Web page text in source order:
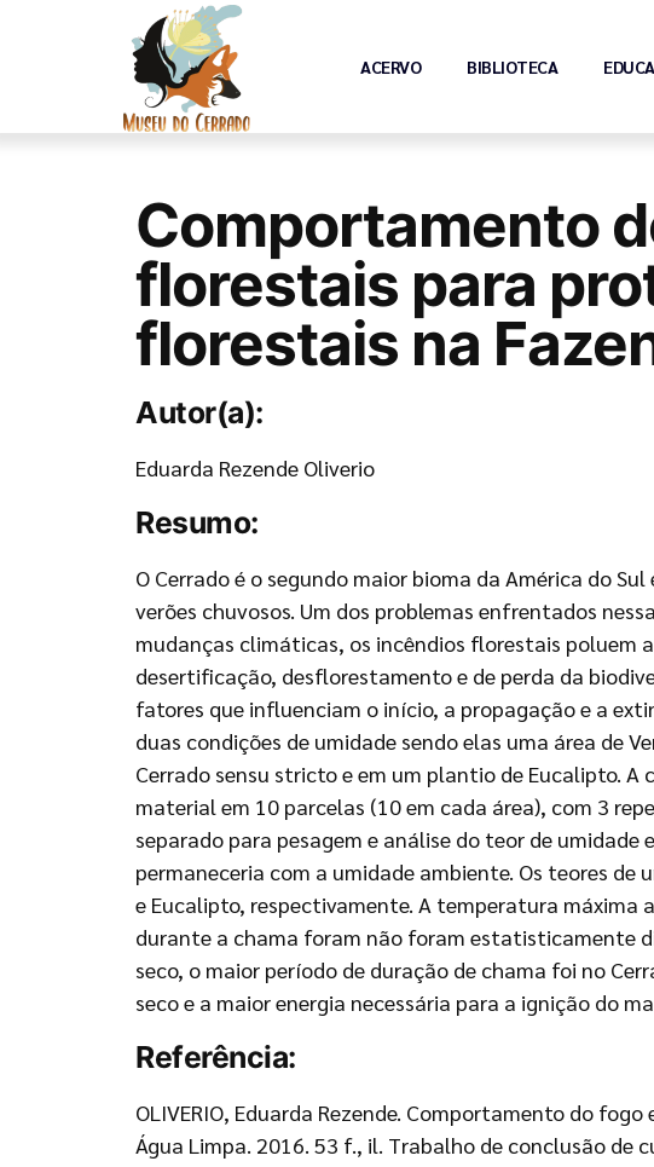
ACERVO BIBLIOTECA
Comportamento
florestais para
florestais na
Autor(a):
Eduarda Rezende Oliverio
Resumo:
O Cerrado é o segundo maior bioma da América do
verões chuvosos. Um dos problemas enfrentados
mudanças climáticas, os incêndios florestais poluem
desertificação, desflorestamento e de perda da
fatores que influenciam o início, a propagação e a
duas condições de umidade sendo elas uma área de
Cerrado sensu stricto e em um plantio de Eucalipto.
material em 10 parcelas (10 em cada área), com 3
separado para pesagem e análise do teor de
permaneceria com a umidade ambiente. Os teores
e Eucalipto, respectivamente. A temperatura
durante a chama foram não foram estatisticamente
seco, o maior período de duração de chama foi no
seco e a maior energia necessária para a ignição do
Referência:
OLIVERIO, Eduarda Rezende. Comportamento do
Água Limpa. 2016. 53 f., il. Trabalho de conclusão de